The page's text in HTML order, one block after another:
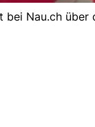
bei Nau.ch